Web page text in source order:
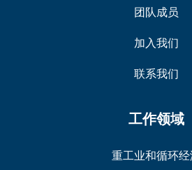
团队成员
加入我们
联系我们
工作领域
重工业和循环